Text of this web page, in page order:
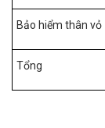
Bảo hiểm thân vỏ
Tổng